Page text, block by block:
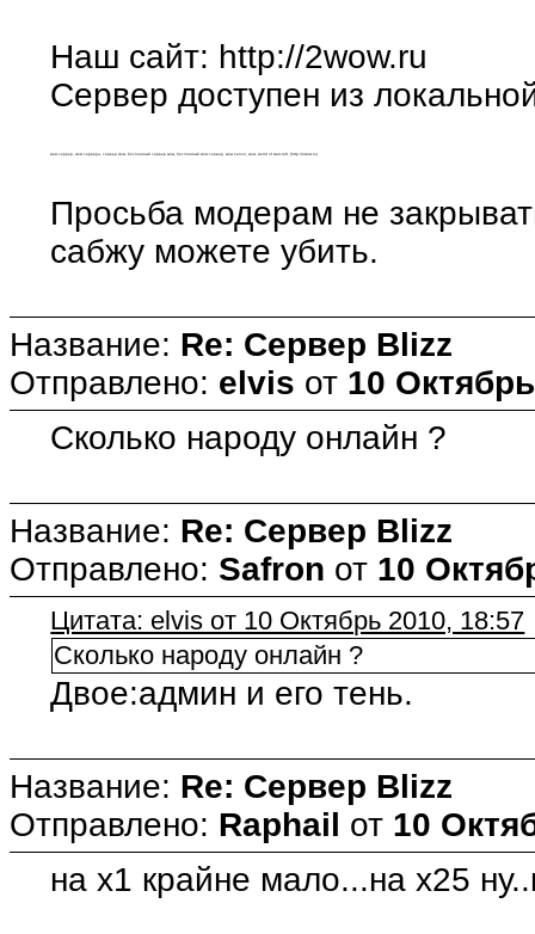
Наш сайт: http://2wow.ru
Сервер доступен из
wow сервер, wow сервера, сервер wow, бесплатный сервер wow, бесплатный wow сервер, wow server, wow, world of warcraft. (http://2wow.ru)
Просьба модерам не
сабжу можете убить.
Название: Re: Сервер Blizz
Отправлено: elvis от 10
Сколько народу онлайн ?
Название: Re: Сервер Blizz
Отправлено: Safron от 10
Цитата: elvis от 10 Октябрь 2010, 18:57
Сколько народу онлайн ?
Двое:админ и его тень.
Название: Re: Сервер Blizz
Отправлено: Raphail от 10
на х1 крайне мало...на х25